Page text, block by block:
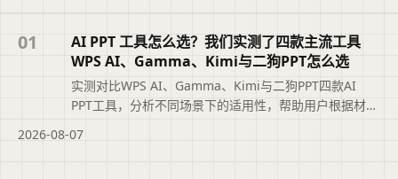
01
AI PPT 工具怎么选？我们实测了四款主流工具
WPS AI、Gamma、Kimi与二狗PPT怎么选
实测对比WPS AI、Gamma、Kimi与二狗PPT四款AI
PPT工具，分析不同场景下的适用性，帮助用户根据材料
目追求综合排名。摘要依据标题与正文整理，概括页面
2026-08-07